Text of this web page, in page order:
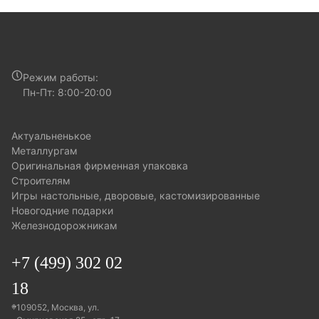
задуманное на собственном
корпоративные подарки в сравнительно
сжатые сроки.
Режим работы:
Пн-Пт: 8:00-20:00
актуальненькое
металлургам
оригинальная фирменная упаковка
строителям
игры настольные, дворовые, кастомизированные
новогодние подарки
железнодорожникам
+7 (499) 302 02
18
109052, Москва, ул.